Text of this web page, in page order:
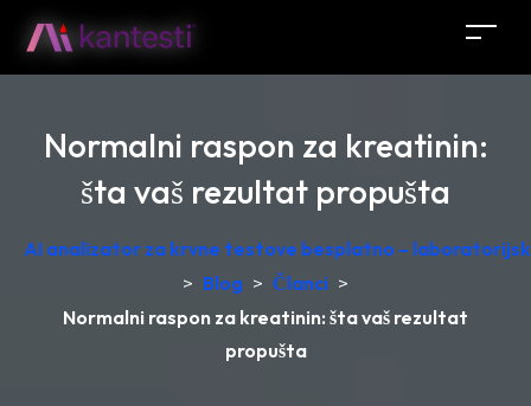
Normalni raspon za kreatinin:
šta vaš rezultat propušta
AI analizator za krvne testove besplatno –
> Blog > Članci >
Normalni raspon za kreatinin: šta vaš rezultat
propušta